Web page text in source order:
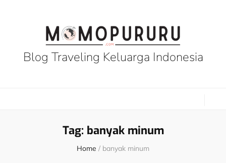
Blog Traveling Keluarga Indonesia
Tag: banyak minum
Home / banyak minum